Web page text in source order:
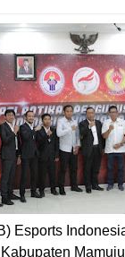
Esports